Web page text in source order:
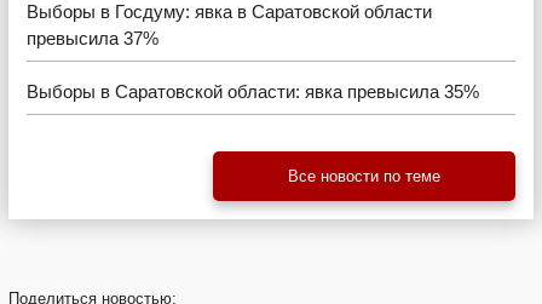
Выборы в Госдуму: явка в Саратовской области
превысила 37%
Выборы в Саратовской области: явка превысила 35%
Все новости по теме
Поделиться новостью: